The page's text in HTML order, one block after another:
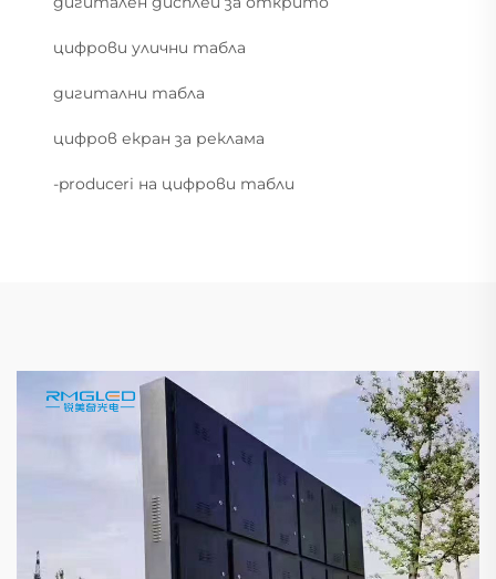
цифрови улични табла
дигитални табла
цифров екран за реклама
-produceri на цифрови табли